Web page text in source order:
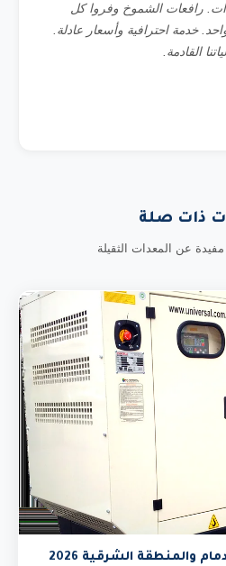
رافعات الشموخ وفروا كل
خدمة احترافية وأسعار عادلة.
القادمة.
ذات صلة
عن المعدات الثقيلة
والمنطقة الشرقية 2026